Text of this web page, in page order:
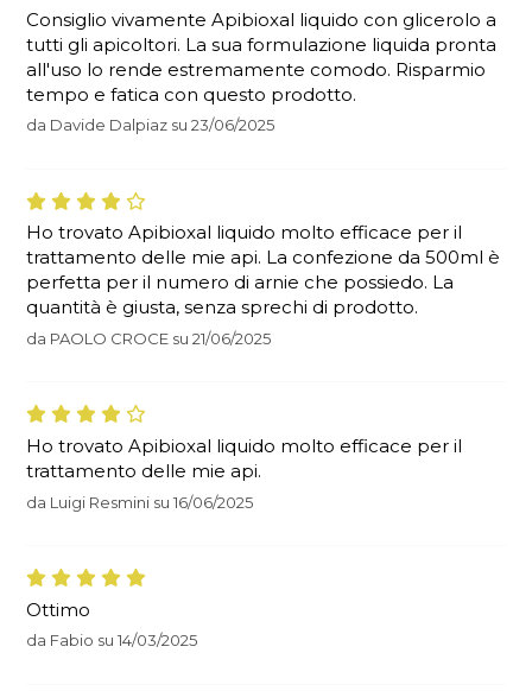
Consiglio vivamente Apibioxal liquido con glicerolo a
tutti gli apicoltori. La sua formulazione liquida pronta
all'uso lo rende estremamente comodo. Risparmio
tempo e fatica con questo prodotto.
da Davide Dalpiaz su23/06/2025
Ho trovato Apibioxal liquido molto efficace per il
trattamento delle mie api. La confezione da 500ml è
perfetta per il numero di arnie che possiedo. La
quantità è giusta, senza sprechi di prodotto.
da PAOLO CROCE su21/06/2025
Ho trovato Apibioxal liquido molto efficace per il
trattamento delle mie api.
da Luigi Resmini su16/06/2025
Ottimo
da Fabio su14/03/2025